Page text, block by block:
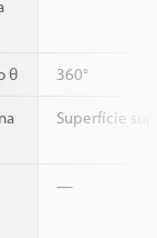
θ 360°
Superfície
—